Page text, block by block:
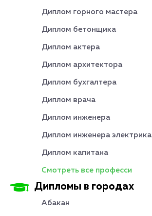
Диплом горного мастера
Диплом бетонщика
Диплом актера
Диплом архитектора
Диплом бухгалтера
Диплом врача
Диплом инженера
Диплом инженера электрика
Диплом капитана
Смотреть все професси
Дипломы в городах
Абакан